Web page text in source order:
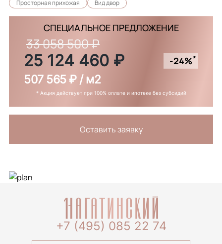
Просторная прихожая
Вид двор
СПЕЦИАЛЬНОЕ ПРЕДЛОЖЕНИЕ
33 058 500 ₽
-24%*
25 124 460 ₽
507 565 ₽ / м2
* Акция действует при 100% оплате и ипотеке без субсидий
Оставить заявку
+7 (495) 085 22 74